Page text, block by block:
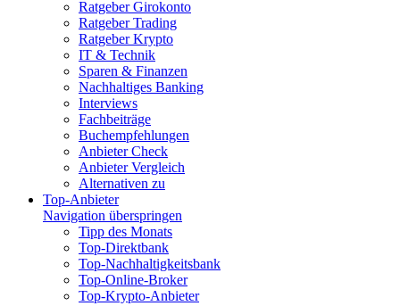
Ratgeber Girokonto
Ratgeber Trading
Ratgeber Krypto
IT & Technik
Sparen & Finanzen
Nachhaltiges Banking
Interviews
Fachbeiträge
Buchempfehlungen
Anbieter Check
Anbieter Vergleich
Alternativen zu
Top-Anbieter
Navigation überspringen
Tipp des Monats
Top-Direktbank
Top-Nachhaltigkeitsbank
Top-Online-Broker
Top-Krypto-Anbieter